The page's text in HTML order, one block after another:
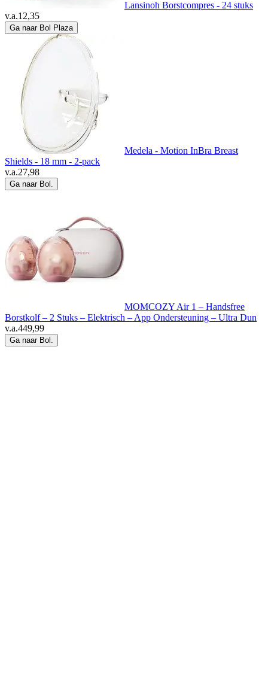
Lansinoh Borstcompres - 24 stuks
v.a.12,35
Ga naar Bol Plaza
Medela - Motion InBra Breast
Shields - 18 mm - 2-pack
v.a.27,98
Ga naar Bol.
MOMCOZY Air 1 – Handsfree
Borstkolf – 2 Stuks – Elektrisch – App Ondersteuning – Ultra Dun
v.a.449,99
Ga naar Bol.